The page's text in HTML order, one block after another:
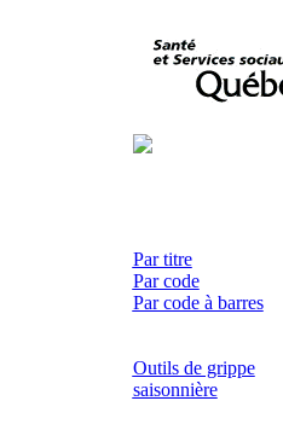
Par titre
Par code
Par code à barres
Outils de grippe
saisonnière